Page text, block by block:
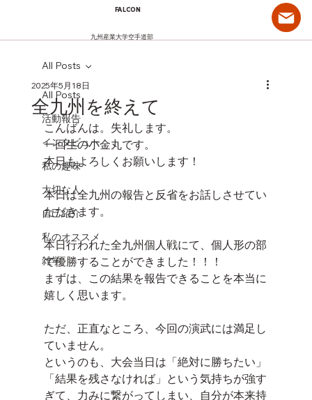
FALCON
九州産業大学空手道部
All Posts
活動報告
インタビュー
私の趣味
大切な人
自己紹介
私のオススメ
雑学
All Posts
全九州を終えて
2025年5月18日
こんばんは。失礼します。
一回生の小金丸です。
本日もよろしくお願いします！
本日は全九州の報告と反省をお話しさせてい
ただきます。
本日行われた全九州個人戦にて、個人形の部
で優勝することができました！！！
まずは、この結果を報告できることを本当に
嬉しく思います。
ただ、正直なところ、今回の演武には満足し
ていません。
というのも、大会当日は「絶対に勝ちたい」
「結果を残さなければ」という気持ちが強す
ぎて、力みに繋がってしまい、自分が本来持